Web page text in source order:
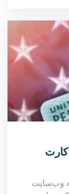
کارت
وب‌سایت